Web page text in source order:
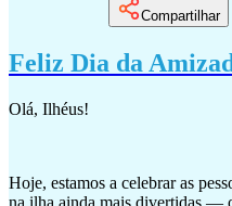
Compartilhar
Feliz Dia da
Olá, Ilhéus!
Hoje, estamos a celebrar as